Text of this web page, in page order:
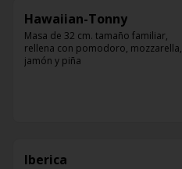
Hawaiian-Tonny
Masa de 32 cm. tamaño familiar,
rellena con pomodoro, mozzarella,
jamón y piña
Iberica